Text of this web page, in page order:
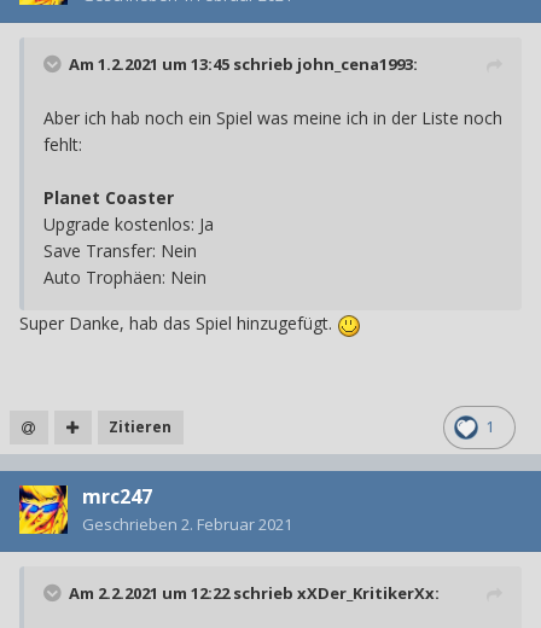
Am 1.2.2021 um 13:45 schrieb john_cena1993:
Aber ich hab noch ein Spiel was meine ich in der Liste noch
fehlt:
Planet Coaster
Upgrade kostenlos: Ja
Save Transfer: Nein
Auto Trophäen: Nein
Super Danke, hab das Spiel hinzugefügt.
1
Zitieren
mrc247
Geschrieben 2. Februar 2021
Am 2.2.2021 um 12:22 schrieb xXDer_KritikerXx: